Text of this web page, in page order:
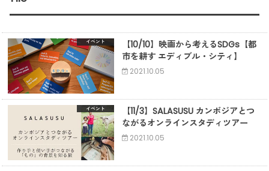
イベント
【10/10】映画から考えるSDGs【都
市を耕す エディブル・シティ】
2021.10.05
イベント
【11/3】SALASUSU カンボジアとつ
ながるオンラインスタディツアー
2021.10.05